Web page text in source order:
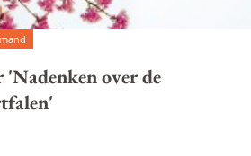
over de